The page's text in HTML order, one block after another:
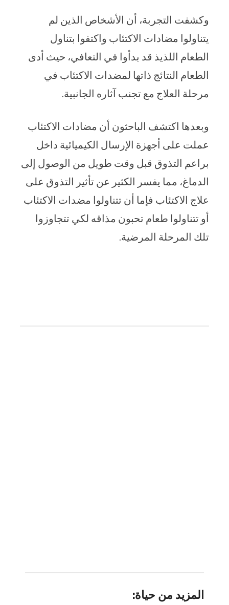
وكشفت التجربة، أن الأشخاص الذين لم
يتناولوا مضادات الاكتئاب واكتفوا بتناول
الطعام اللذيذ قد بدأوا في التعافي، حيث أدى
الطعام النتائج ذاتها لمضدات الاكتئاب في
مرحلة العلاج مع تجنب آثاره الجانبية.
وبعدها اكتشف الباحثون أن مضادات الاكتئاب
عملت على أجهزة الإرسال الكيميائية داخل
براعم التذوق قبل وقت طويل من الوصول إلى
الدماغ، مما يفسر الكثير عن تأثير التذوق على
علاج الاكتئاب فإما أن تتناولوا مضدات الاكتئاب
أو تتناولوا طعام تحبون مذاقه لكي تتجاوزوا
تلك المرحلة المرضية.
المزيد من حياة: